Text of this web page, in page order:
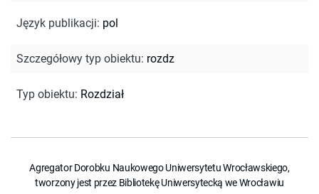
Język publikacji: pol
Szczegółowy typ obiektu: rozdz
Typ obiektu: Rozdział
Agregator Dorobku Naukowego Uniwersytetu Wrocławskiego,
tworzony jest przez Bibliotekę Uniwersytecką we Wrocławiu